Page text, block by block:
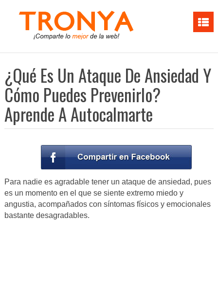
¿Qué Es Un Ataque De Ansiedad Y
Cómo Puedes Prevenirlo?
Aprende A Autocalmarte
Para nadie es agradable tener un ataque de ansiedad, pues
es un momento en el que se siente extremo miedo y
angustia, acompañados con síntomas físicos y emocionales
bastante desagradables.